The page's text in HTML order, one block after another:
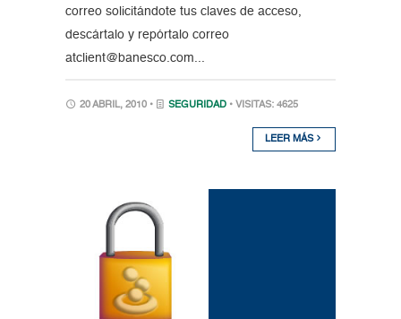
correo solicitándote tus claves de acceso,
descártalo y repórtalo correo
atclient@banesco.com...
20 ABRIL, 2010 • SEGURIDAD • VISITAS: 4625
LEER MÁS